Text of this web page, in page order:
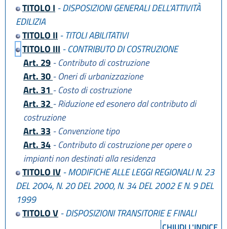
L.R. 3 agosto 2022, n. 11
L.R. 12 luglio 2023, n. 7
L.R. 28 dicembre 2023, n. 17
L.R. 14 giugno 2024, n. 7
L.R. 31 marzo 2025, n. 2
L.R. 25 luglio 2025, n. 5
L.R. 29 dicembre 2025, n. 11
TITOLO I - DISPOSIZIONI GENERALI DELL'ATTIVITÀ
EDILIZIA
TITOLO II - TITOLI ABILITATIVI
TITOLO III - CONTRIBUTO DI COSTRUZIONE
Art. 29 - Contributo di costruzione
Art. 30 - Oneri di urbanizzazione
Art. 31 - Costo di costruzione
Art. 32 - Riduzione ed esonero dal contributo di
costruzione
Art. 33 - Convenzione tipo
Art. 34 - Contributo di costruzione per opere o
impianti non destinati alla residenza
TITOLO IV- MODIFICHE ALLE LEGGI REGIONALI N. 23
DEL 2004, N. 20 DEL 2000, N. 34 DEL 2002 E N. 9 DEL
1999
TITOLO V- DISPOSIZIONI TRANSITORIE E FINALI